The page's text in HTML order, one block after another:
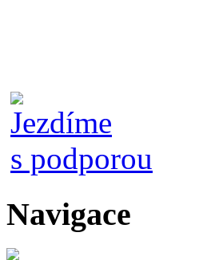
Navigace